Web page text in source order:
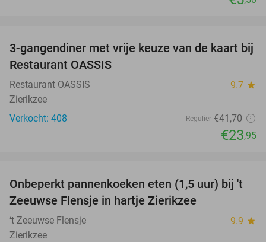
43%
3-gangendiner met vrije keuze van de kaart bij
Restaurant OASSIS
Restaurant OASSIS 9.7 star
Zierikzee
Verkocht: 408
Regulier €41,70
€23,95
67%
Onbeperkt pannenkoeken eten (1,5 uur) bij 't
Zeeuwse Flensje in hartje Zierikzee
‘t Zeeuwse Flensje 9.9 star
Zierikzee